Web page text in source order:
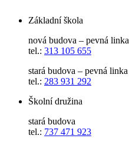
Základní škola
nová budova – pevná linka
tel.: 313 105 655
stará budova – pevná linka
tel.: 283 931 292
Školní družina
stará budova
tel.: 737 471 923